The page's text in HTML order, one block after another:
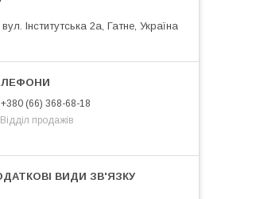
вул. Інститутська 2а, Гатне, Україна
+380 (66) 368-68-18
Відділ продажів